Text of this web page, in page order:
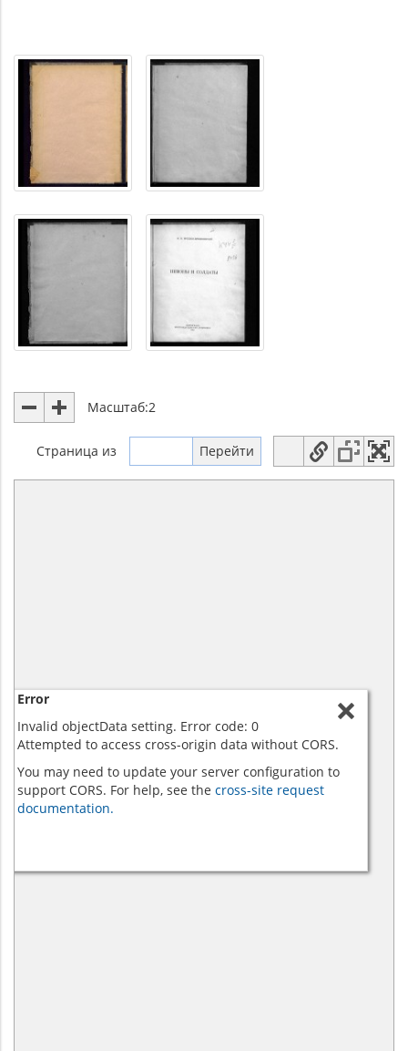
Масштаб:2
Страница из
Error
Invalid objectData setting. Error code: 0
Attempted to access cross-origin data without CORS.
You may need to update your server configuration to
support CORS. For help, see the cross-site request
documentation.